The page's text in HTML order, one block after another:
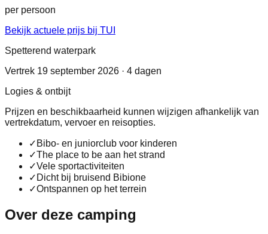
per persoon
Bekijk actuele prijs bij TUI
Spetterend waterpark
Vertrek 19 september 2026 · 4 dagen
Logies & ontbijt
Prijzen en beschikbaarheid kunnen wijzigen afhankelijk van
vertrekdatum, vervoer en reisopties.
✓ Bibo- en juniorclub voor kinderen
✓The place to be aan het strand
✓Vele sportactiviteiten
✓ Dicht bij bruisend Bibione
✓Ontspannen op het terrein
Over deze camping